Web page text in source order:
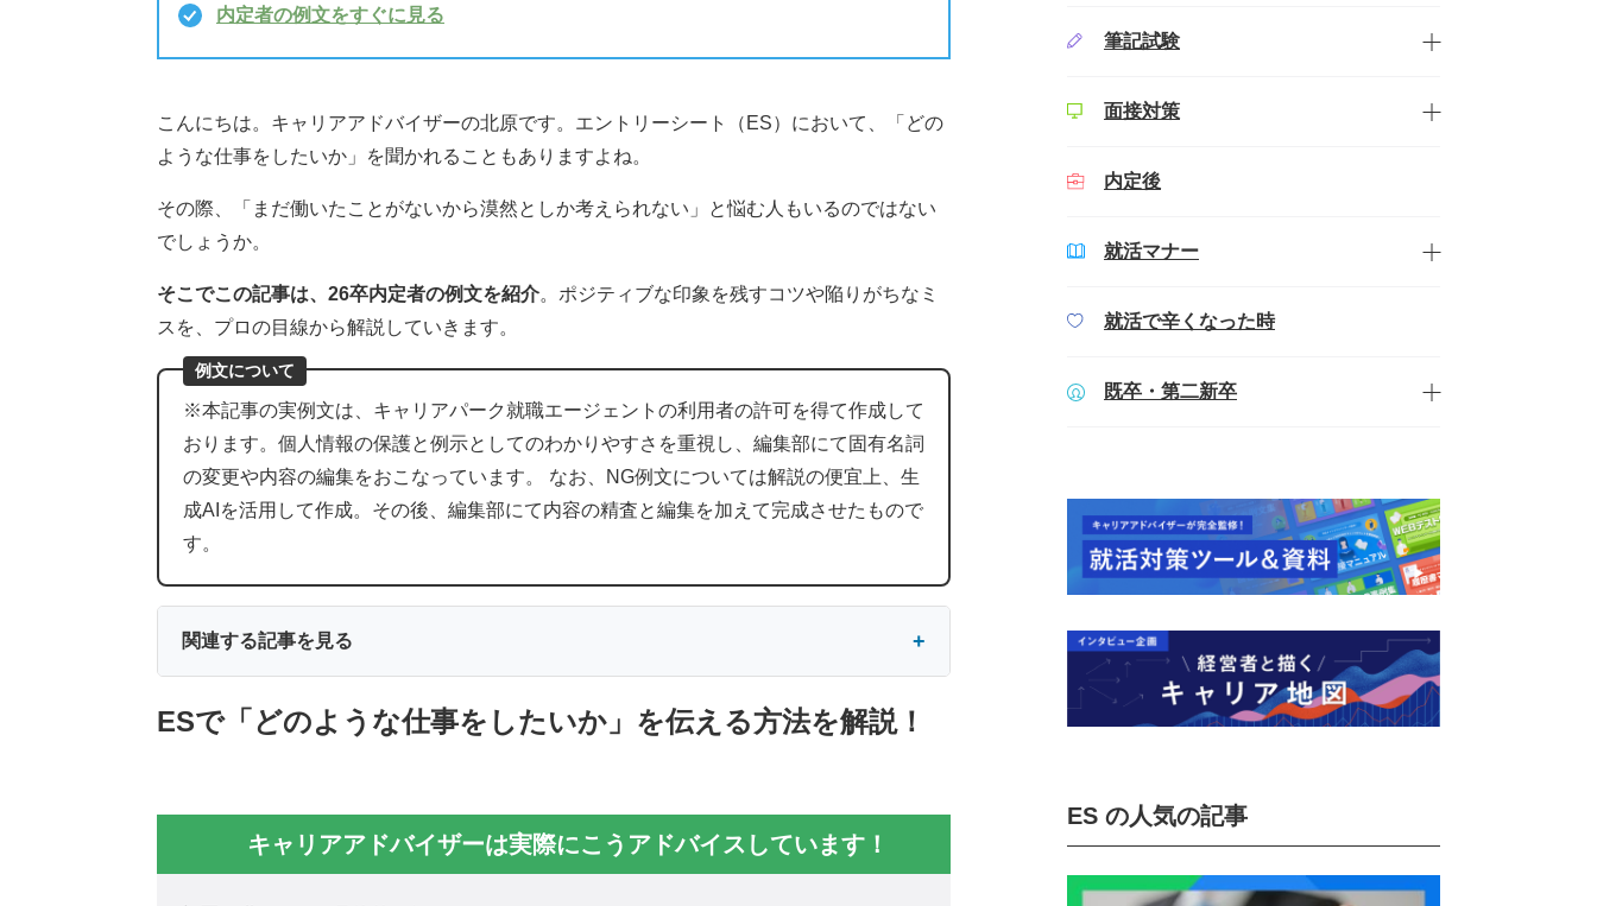
内定者の例文をすぐに見る
こんにちは。キャリアアドバイザーの北原です。エントリーシート（ES）において、「どの
ような仕事をしたいか」を聞かれることもありますよね。
その際、「まだ働いたことがないから漠然としか考えられない」と悩む人もいるのではない
でしょうか。
そこでこの記事は、26卒内定者の例文を紹介。ポジティブな印象を残すコツや陥りがちなミ
スを、プロの目線から解説していきます。
例文について
※本記事の実例文は、キャリアパーク就職エージェントの利用者の許可を得て作成して
おります。個人情報の保護と例示としてのわかりやすさを重視し、編集部にて固有名詞
の変更や内容の編集をおこなっています。 なお、NG例文については解説の便宜上、生
成AIを活用して作成。その後、編集部にて内容の精査と編集を加えて完成させたもので
す。
関連する記事を見る
ESで「どのような仕事をしたいか」を伝える方法を解説！
キャリアアドバイザーは実際にこうアドバイスしています！
筆記試験
面接対策
内定後
就活マナー
就活で辛くなった時
既卒・第二新卒
ES の人気の記事